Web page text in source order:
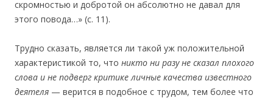
скромностью и добротой он абсолютно не давал для
этого повода…» (с. 11).
Трудно сказать, является ли такой уж положительной
характеристикой то, что никто ни разу не сказал плохого
слова и не подверг критике личные качества известного
деятеля — верится в подобное с трудом, тем более что